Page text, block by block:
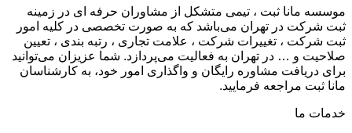
موسسه مانا ثبت ، تیمی متشکل از مشاوران حرفه ای در زمینه
ثبت شرکت در تهران می‌باشد که به صورت تخصصی در کلیه امور
ثبت شرکت ، تغییرات شرکت ، علامت تجاری ، رتبه بندی ، تعیین
صلاحیت و … در تهران به فعالیت می‌پردازد. شما عزیزان می‌توانید
برای دریافت مشاوره رایگان و واگذاری امور خود، به کارشناسان
مانا ثبت مراجعه فرمایید.
خدمات ما